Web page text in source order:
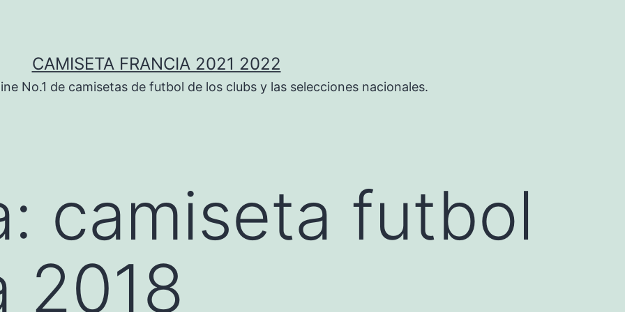
CAMISETA FRANCIA 2021 2022
No.1 de camisetas de futbol de los clubs y las selecciones nacionales.
camiseta futbol
2018